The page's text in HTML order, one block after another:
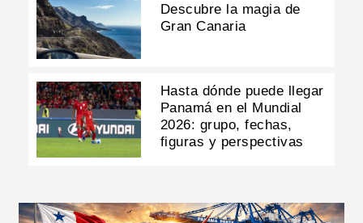
Descubre la magia de
Gran Canaria
Hasta dónde puede llegar
Panamá en el Mundial
2026: grupo, fechas,
figuras y perspectivas